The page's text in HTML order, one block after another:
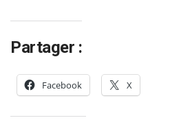
Partager :
Facebook X